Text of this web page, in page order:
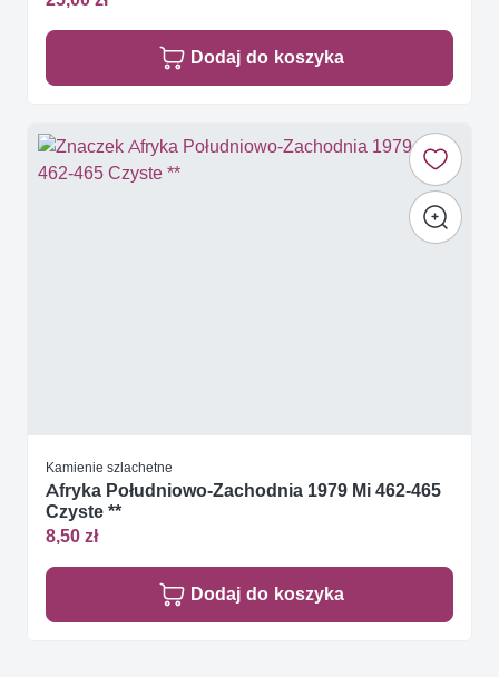
Dodaj do koszyka
Kamienie szlachetne
Afryka Południowo-Zachodnia 1979 Mi 462-465
Czyste **
8,50 zł
Dodaj do koszyka